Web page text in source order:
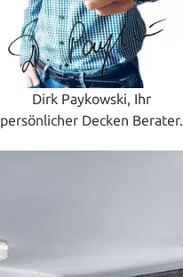
Dirk Paykowski, Ihr
persönlicher Decken Berater.